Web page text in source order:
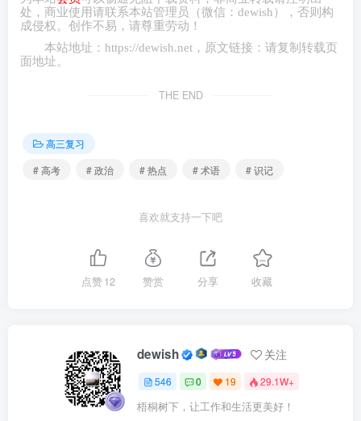
主。
（2）人民代表大会制度的组织和活动原则是民主集中
（3）法律的制定和重大问题的决策由人大代表充分讨
论，实行少数服从多数原则，体现了决策上的民主。
免，体现了监督上的民主。
党为什么要对全面依法治国集中统一领导
持党对全面依法治国的领导，才能确保全面依法治国的正确
方向，提高党的执政能力，保证党和国家长治久安。
处，商业使用请联系本站管理员（微信： dewish ），否则构
成侵权。创作不易，请尊重劳动！
本站地址： https://dewish.net ，原文链接：请复制转载页
面地址。
THE END
高三复习
# 高考
# 政治 # 热点 # 术语 # 识记
喜欢就支持一下吧
点赞12 赞赏 分享 收藏
dewish 关注
546 0 19 29.1W+
梧桐树下，让工作和生活更美好！